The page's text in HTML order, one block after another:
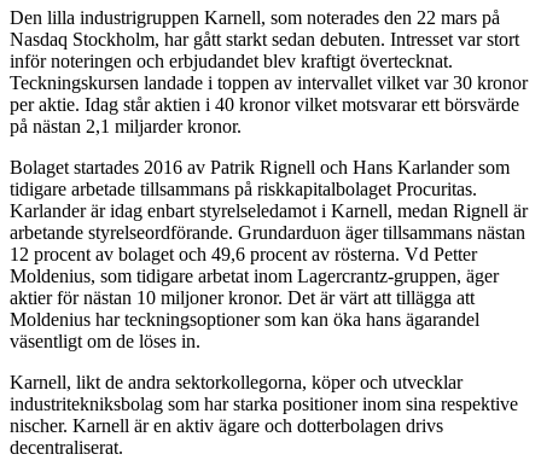
Den lilla industrigruppen Karnell, som noterades den 22 mars på
Nasdaq Stockholm, har gått starkt sedan debuten. Intresset var stort
inför noteringen och erbjudandet blev kraftigt övertecknat.
Teckningskursen landade i toppen av intervallet vilket var 30 kronor
per aktie. Idag står aktien i 40 kronor vilket motsvarar ett börsvärde
på nästan 2,1 miljarder kronor.
Bolaget startades 2016 av Patrik Rignell och Hans Karlander som
tidigare arbetade tillsammans på riskkapitalbolaget Procuritas.
Karlander är idag enbart styrelseledamot i Karnell, medan Rignell är
arbetande styrelseordförande. Grundarduon äger tillsammans nästan
12 procent av bolaget och 49,6 procent av rösterna. Vd Petter
Moldenius, som tidigare arbetat inom Lagercrantz-gruppen, äger
aktier för nästan 10 miljoner kronor. Det är värt att tillägga att
Moldenius har teckningsoptioner som kan öka hans ägarandel
väsentligt om de löses in.
Karnell, likt de andra sektorkollegorna, köper och utvecklar
industritekniksbolag som har starka positioner inom sina respektive
nischer. Karnell är en aktiv ägare och dotterbolagen drivs
decentraliserat.